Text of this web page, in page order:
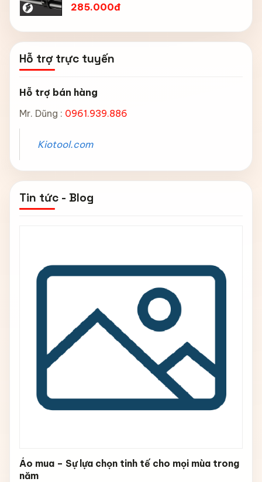
285.000đ
Hỗ trợ trực tuyến
Hỗ trợ bán hàng
Mr. Dũng : 0961.939.886
Kiotool.com
Tin tức - Blog
Áo mua – Sự lựa chọn tinh tế cho mọi mùa trong
năm